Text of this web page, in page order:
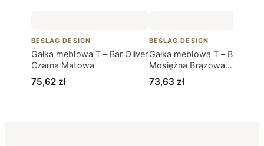
BESLAG DESIGN
Gałka meblowa T – Bar Oliver
Czarna Matowa
75,62 zł
BESLAG DESIGN
Gałka meblowa T – Bar Viva
Mosiężna Brązowa
Szczotkowana
73,63 zł